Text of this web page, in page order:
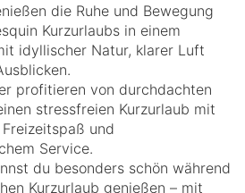
die Ruhe und Bewegung
Kurzurlaubs in einem
idyllischer Natur, klarer Luft
profitieren von durchdachten
stressfreien Kurzurlaub mit
und
Service.
du besonders schön während
Kurzurlaub genießen – mit